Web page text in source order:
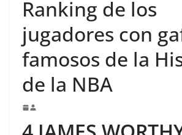
Ranking de los
jugadores con
famosos de la
de la NBA